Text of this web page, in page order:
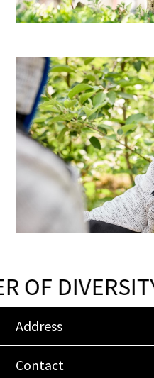
OF DIVERSITY
Address
Contact